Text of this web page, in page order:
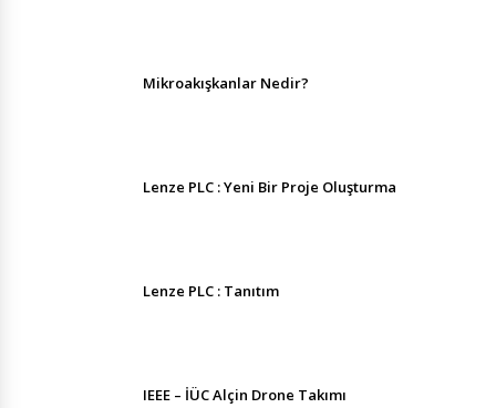
Mikroakışkanlar Nedir?
Lenze PLC : Yeni Bir Proje Oluşturma
Lenze PLC : Tanıtım
IEEE – İÜC Alçin Drone Takımı